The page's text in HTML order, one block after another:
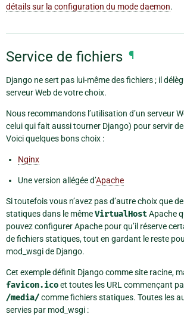
détails sur la configuration du mode daemon.
Service de fichiers ¶
Django ne sert pas lui-même des fichiers ; il
serveur Web de votre choix.
Nous recommandons l’utilisation d’un serveur
celui qui fait aussi tourner Django) pour servir
Voici quelques bons choix :
Nginx
Une version allégée d’Apache
Si toutefois vous n’avez pas d’autre choix que
statiques dans le mêmeVirtualHostApache
pouvez configurer Apache pour qu’il réserve
de fichiers statiques, tout en gardant le reste
mod_wsgi de Django.
Cet exemple définit Django comme site racine,
favicon.icoet toutes les URL commençant
/media/comme fichiers statiques. Toutes les
servies par mod_wsgi :